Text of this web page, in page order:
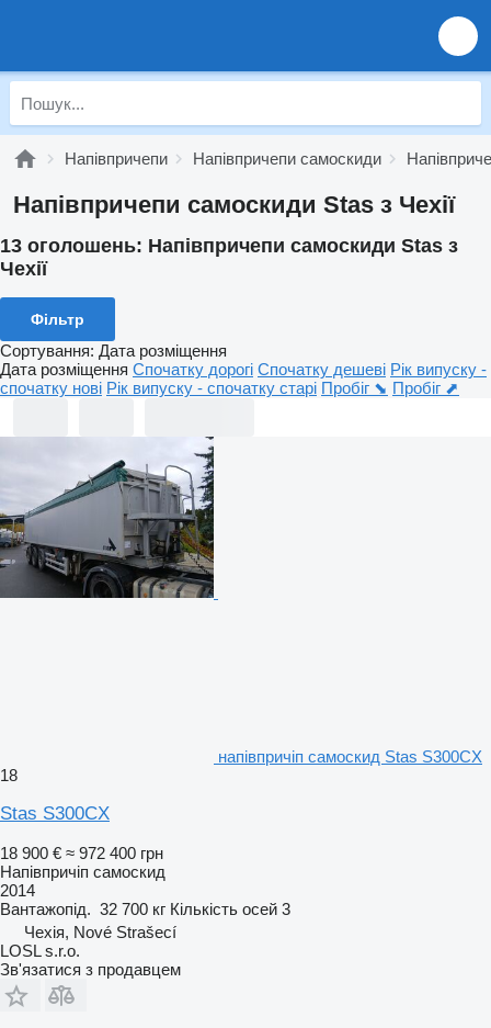
Напівпричепи Напівпричепи самоскиди
Напівпричепи самоскиди Stas з Чехії
13 оголошень: Напівпричепи самоскиди Stas з
Чехії
Фільтр
Сортування: Дата розміщення
Дата розміщення Спочатку дорогі Спочатку дешеві Рік випуску -
спочатку нові Рік випуску - спочатку старі Пробіг ⬊ Пробіг ⬈
напівпричіп самоскид Stas S300CX
18
Stas S300CX
18 900 € ≈ 972 400 грн
Напівпричіп самоскид
2014
Вантажопід. 32 700 кг Кількість осей 3
Чехія, Nové Strašecí
LOSL s.r.o.
Зв'язатися з продавцем